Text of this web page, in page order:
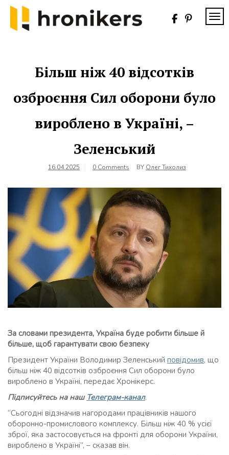
Skip
content
Більш ніж 40 відсотків
озброєння Сил оборони було
вироблено в Україні, –
Зеленський
16.04.2025 0 Comments BY Олег Тихолиз
За словами президента, Україна буде робити більше й
більше, щоб гарантувати свою безпеку
Президент України Володимир Зеленський повідомив, що
більш ніж 40 відсотків озброєння Сил оборони було
вироблено в Україні, передає Хронікерс.
Підписуйтесь на наш Телеграм-канал.
“Сьогодні відзначив нагородами працівників нашого
оборонно-промислового комплексу. Більш ніж 40 % усієї
зброї, яка застосовується на фронті для оборони України,
вироблено в Україні”, – сказав він.